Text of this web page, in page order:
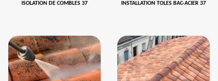
ISOLATION DE COMBLES 37 INSTALLATION TOLES BAC-ACIER 37